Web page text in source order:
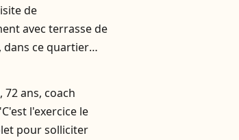
de
avec terrasse de
dans ce quartier
72 ans, coach
l'exercice le
pour solliciter